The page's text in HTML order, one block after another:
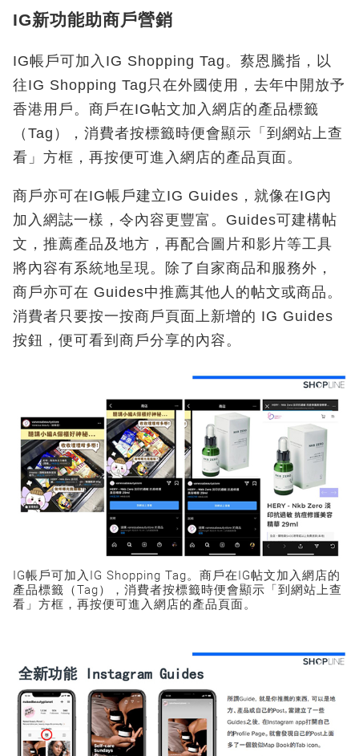
IG新功能助商戶營銷
IG帳戶可加入IG Shopping Tag。蔡恩騰指，以
往IG Shopping Tag只在外國使用，去年中開放予
香港用戶。商戶在IG帖文加入網店的產品標籤
（Tag），消費者按標籤時便會顯示「到網站上查
看」方框，再按便可進入網店的產品頁面。
商戶亦可在IG帳戶建立IG Guides，就像在IG內
加入網誌一樣，令內容更豐富。Guides可建構帖
文，推薦產品及地方，再配合圖片和影片等工具
將內容有系統地呈現。除了自家商品和服務外，
商戶亦可在 Guides中推薦其他人的帖文或商品。
消費者只要按一按商戶頁面上新增的 IG Guides
按鈕，便可看到商戶分享的內容。
IG帳戶可加入IG Shopping Tag。商戶在IG帖文加入網店的
產品標籤（Tag），消費者按標籤時便會顯示「到網站上查
看」方框，再按便可進入網店的產品頁面。